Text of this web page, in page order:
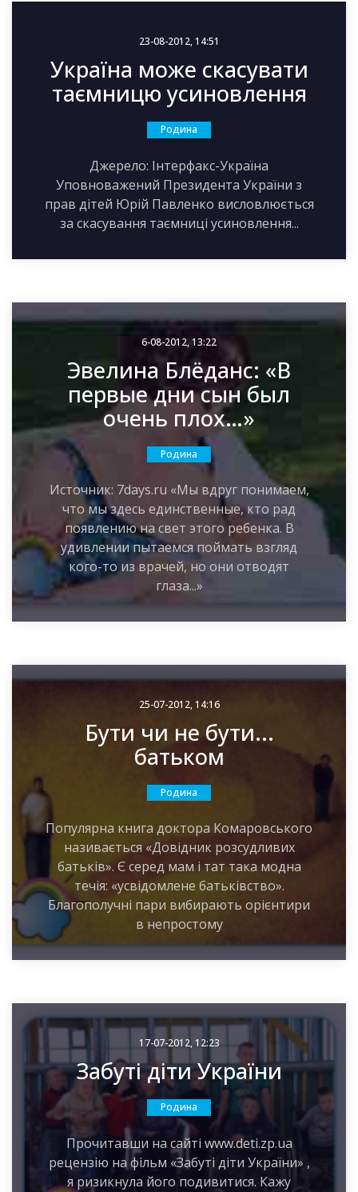
23-08-2012, 14:51
Україна може скасувати
таємницю усиновлення
Родина
Джерело: Інтерфакс-Україна
Уповноважений Президента України з
прав дітей Юрій Павленко висловлюється
за скасування таємниці усиновлення...
6-08-2012, 13:22
Эвелина Блёданс: «В
первые дни сын был
очень плох…»
Родина
Источник: 7days.ru «Мы вдруг понимаем,
что мы здесь единственные, кто рад
появлению на свет этого ребенка. В
удивлении пытаемся поймать взгляд
кого-то из врачей, но они отводят
глаза...»
25-07-2012, 14:16
Бути чи не бути...
батьком
Родина
Популярна книга доктора Комаровського
називається «Довідник розсудливих
батьків». Є серед мам і тат така модна
течія: «усвідомлене батьківство».
Благополучні пари вибирають орієнтири
в непростому
17-07-2012, 12:23
Забуті діти України
Родина
Прочитавши на сайті www.deti.zp.ua
рецензію на фільм «Забуті діти України» ,
я ризикнула його подивитися. Кажу